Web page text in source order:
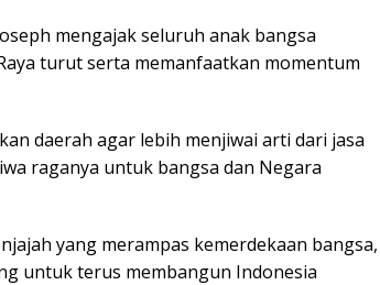
mengajak seluruh anak bangsa
turut serta memanfaatkan momentum
daerah agar lebih menjiwai arti dari jasa
raganya untuk bangsa dan Negara
yang merampas kemerdekaan bangsa,
untuk terus membangun Indonesia